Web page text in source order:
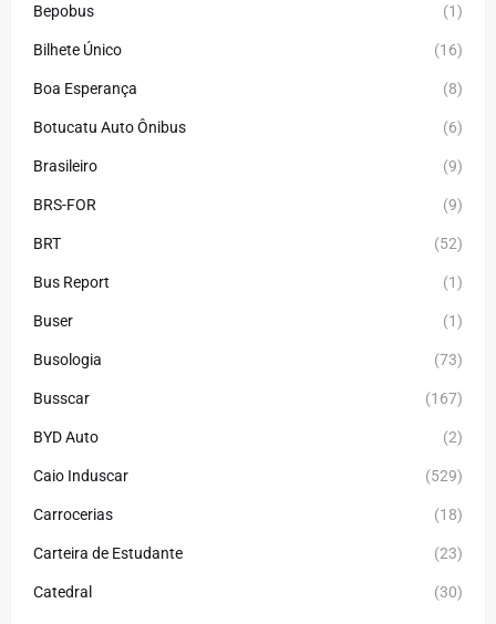
Bepobus (1)
Bilhete Único (16)
Boa Esperança (8)
Botucatu Auto Ônibus (6)
Brasileiro (9)
BRS-FOR (9)
BRT (52)
Bus Report (1)
Buser (1)
Busologia (73)
Busscar (167)
BYD Auto (2)
Caio Induscar (529)
Carrocerias (18)
Carteira de Estudante (23)
Catedral (30)